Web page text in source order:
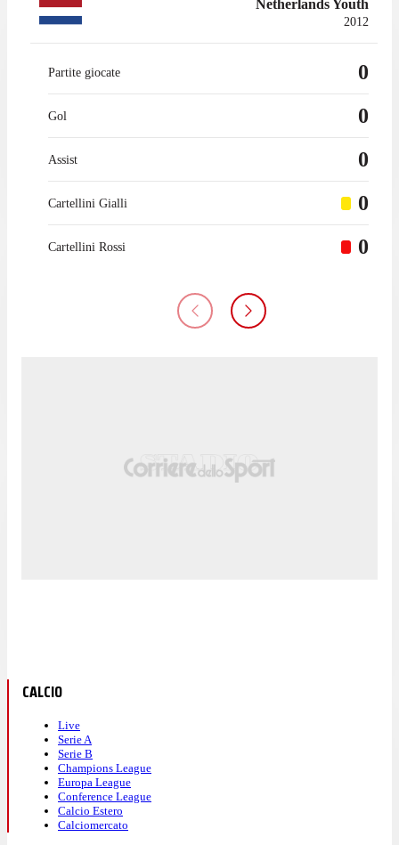
Netherlands Youth
2012
Partite giocate 0
Gol 0
Assist 0
Cartellini Gialli 0
Cartellini Rossi 0
CALCIO
Live
Serie A
Serie B
Champions League
Europa League
Conference League
Calcio Estero
Calciomercato